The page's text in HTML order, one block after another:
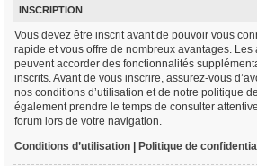
INSCRIPTION
Vous devez être inscrit avant de pouvoir vous
rapide et vous offre de nombreux avantages.
peuvent accorder des fonctionnalités
inscrits. Avant de vous inscrire, assurez-vous
nos conditions d’utilisation et de notre politique
également prendre le temps de consulter
forum lors de votre navigation.
Conditions d’utilisation | Politique de